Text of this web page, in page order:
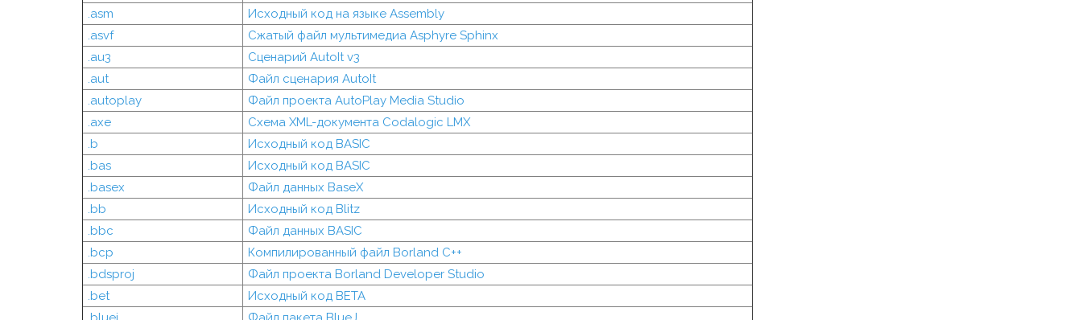
.asm
Исходный код на языке Assembly
.asvf
Сжатый файл мультимедиа Asphyre Sphinx
.au3
Сценарий AutoIt v3
.aut
Файл сценария AutoIt
.autoplay
Файл проекта AutoPlay Media Studio
.axe
Схема XML-документа Codalogic LMX
.b
Исходный код BASIC
.bas
Исходный код BASIC
.basex
Файл данных BaseX
.bb
Исходный код Blitz
.bbc
Файл данных BASIC
.bcp
Компилированный файл Borland C++
.bdsproj
Файл проекта Borland Developer Studio
.bet
Исходный код BETA